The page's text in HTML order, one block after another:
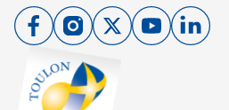
FacebookInstagram
X YoutubeLinkedin